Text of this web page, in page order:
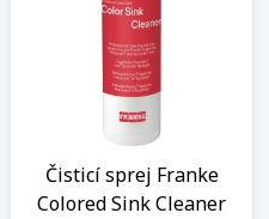
Čisticí sprej Franke
Colored Sink Cleaner